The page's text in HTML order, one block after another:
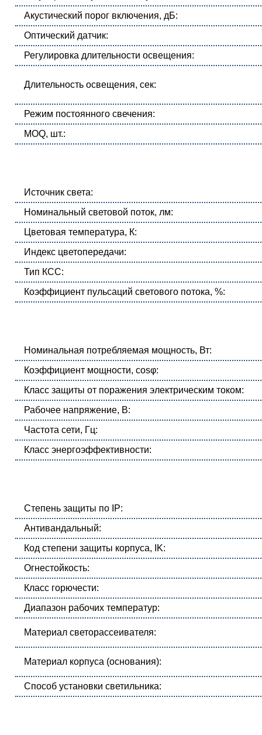
Акустический порог включения, дБ:
Оптический датчик:
Регулировка длительности освещения:
Длительность освещения, сек:
Режим постоянного свечения:
MOQ, шт.:
Источник света:
Номинальный световой поток, лм:
Цветовая температура, К:
Индекс цветопередачи:
Тип КСС:
Коэффициент пульсаций светового потока, %:
Номинальная потребляемая мощность, Вт:
Коэффициент мощности, cosφ:
Класс защиты от поражения электрическим током:
Рабочее напряжение, В:
Частота сети, Гц:
Класс энергоэффективности:
Степень защиты по IP:
Антивандальный:
Код степени защиты корпуса, IK:
Огнестойкость:
Класс горючести:
Диапазон рабочих температур:
Материал светорассеивателя:
Материал корпуса (основания):
Способ установки светильника: